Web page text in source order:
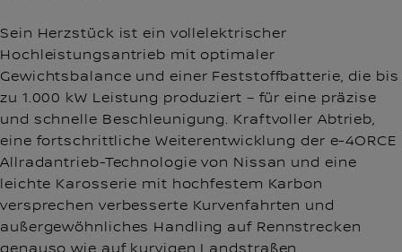
Sein Herzstück ist ein vollelektrischer
Hochleistungsantrieb mit optimaler
Gewichtsbalance und einer Feststoffbatterie, die bis
zu 1.000 kW Leistung produziert – für eine präzise
und schnelle Beschleunigung. Kraftvoller Abtrieb,
eine fortschrittliche Weiterentwicklung der e-4ORCE
Allradantrieb-Technologie von Nissan und eine
leichte Karosserie mit hochfestem Karbon
versprechen verbesserte Kurvenfahrten und
außergewöhnliches Handling auf Rennstrecken